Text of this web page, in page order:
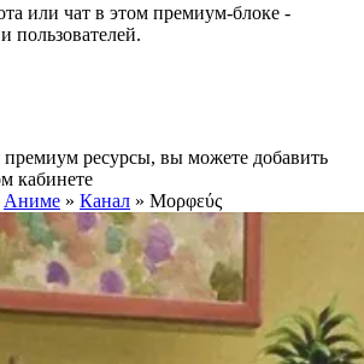
или чат в этом премиум-блоке -
пользователей.
премиум ресурсы, вы можете добавить
кабинете
Аниме » Канал » Μορφεύς